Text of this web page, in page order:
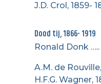
J.D. Crol, 1859-
Dood tij, 1866- 1919
Ronald Donk
A.M. de
H.F.G. Wagner,